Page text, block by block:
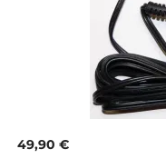
49,90 €